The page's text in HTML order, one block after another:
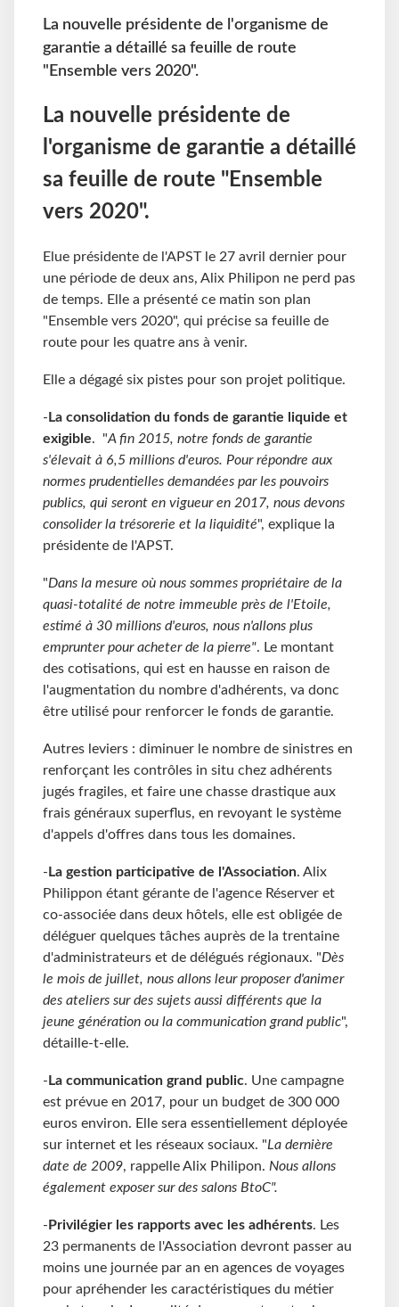
La nouvelle présidente de l'organisme de
garantie a détaillé sa feuille de route
"Ensemble vers 2020".
La nouvelle présidente de
l'organisme de garantie a détaillé
sa feuille de route "Ensemble
vers 2020".
Elue présidente de l'APST le 27 avril dernier pour
une période de deux ans, Alix Philipon ne perd pas
de temps. Elle a présenté ce matin son plan
"Ensemble vers 2020", qui précise sa feuille de
route pour les quatre ans à venir.
Elle a dégagé six pistes pour son projet politique.
- La consolidation du fonds de garantie liquide et
exigible. "A fin 2015, notre fonds de garantie
s'élevait à 6,5 millions d'euros. Pour répondre aux
normes prudentielles demandées par les pouvoirs
publics, qui seront en vigueur en 2017, nous devons
consolider la trésorerie et la liquidité", explique la
présidente de l'APST.
"Dans la mesure où nous sommes propriétaire de la
quasi-totalité de notre immeuble près de l'Etoile,
estimé à 30 millions d'euros, nous n'allons plus
emprunter pour acheter de la pierre". Le montant
des cotisations, qui est en hausse en raison de
l'augmentation du nombre d'adhérents, va donc
être utilisé pour renforcer le fonds de garantie.
Autres leviers : diminuer le nombre de sinistres en
renforçant les contrôles in situ chez adhérents
jugés fragiles, et faire une chasse drastique aux
frais généraux superflus, en revoyant le système
d'appels d'offres dans tous les domaines.
- La gestion participative de l'Association. Alix
Philippon étant gérante de l'agence Réserver et
co-associée dans deux hôtels, elle est obligée de
déléguer quelques tâches auprès de la trentaine
d'administrateurs et de délégués régionaux. "Dès
le mois de juillet, nous allons leur proposer d'animer
des ateliers sur des sujets aussi différents que la
jeune génération ou la communication grand public",
détaille-t-elle.
- La communication grand public. Une campagne
est prévue en 2017, pour un budget de 300 000
euros environ. Elle sera essentiellement déployée
sur internet et les réseaux sociaux. "La dernière
date de 2009, rappelle Alix Philipon. Nous allons
également exposer sur des salons BtoC".
- Privilégier les rapports avec les adhérents. Les
23 permanents de l'Association devront passer au
moins une journée par an en agences de voyages
pour apréhender les caractéristiques du métier